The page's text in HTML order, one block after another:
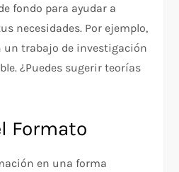
fondo para ayudar a
necesidades. Por ejemplo,
un trabajo de investigación
¿Puedes sugerir teorías
Formato
en una forma